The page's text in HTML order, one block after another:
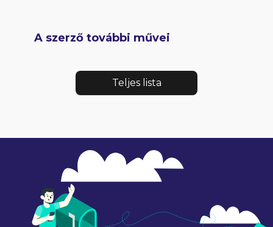
A szerző további művei
Teljes lista